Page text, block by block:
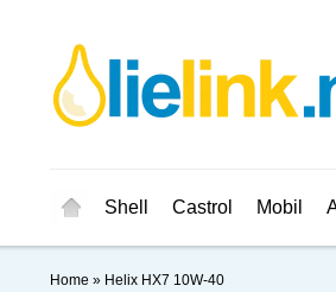
Shell Castrol Mobil
Home » Helix HX7 10W-40